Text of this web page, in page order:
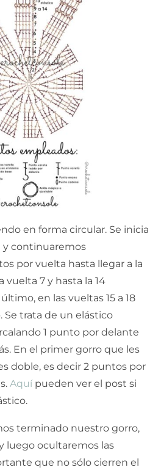
en forma circular. Se inicia
y continuaremos
por vuelta hasta llegar a la
vuelta 7 y hasta la 14
en las vueltas 15 a 18
Se trata de un elástico
1 punto por delante
En el primer gorro que les
doble, es decir 2 puntos por
Aquípueden ver el post si
terminado nuestro gorro,
luego ocultaremos las
que no sólo cierren el